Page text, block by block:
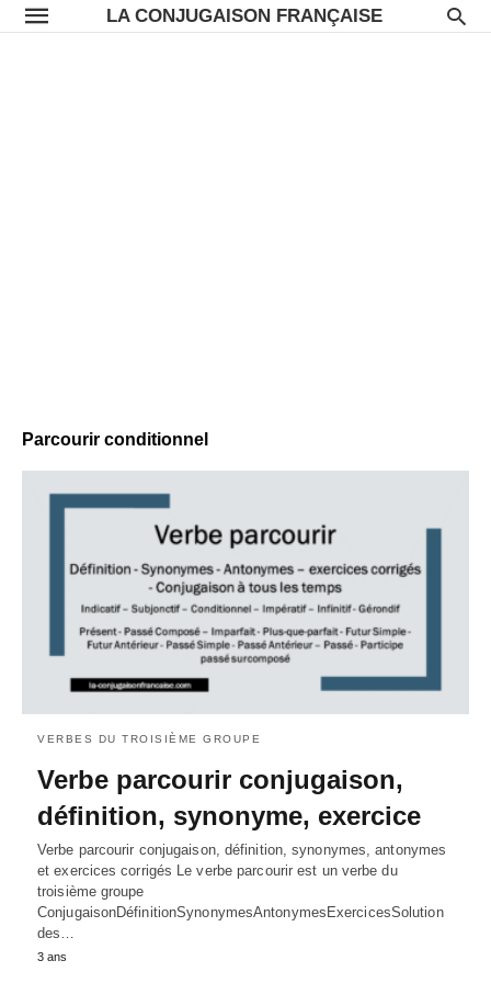
LA CONJUGAISON FRANÇAISE
Parcourir conditionnel
VERBES DU TROISIÈME GROUPE
Verbe parcourir conjugaison,
définition, synonyme, exercice
Verbe parcourir conjugaison, définition, synonymes, antonymes
et exercices corrigés Le verbe parcourir est un verbe du
troisième groupe
ConjugaisonDéfinitionSynonymesAntonymesExercicesSolution
des…
3 ans